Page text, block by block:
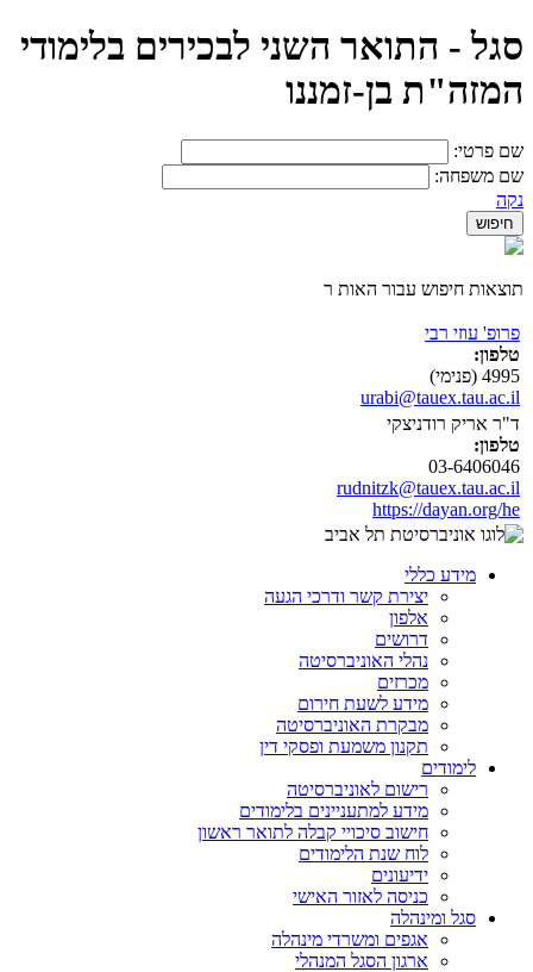
סגל - התואר השני לבכירים בלימודי
המזה"ת בן-זמננו
שם פרטי:
שם משפחה:
נקה
תוצאות חיפוש עבור האות ר
פרופ' עוזי רבי
טלפון:
4995 (פנימי)
urabi@tauex.tau.ac.il
ד"ר אריק רודניצקי
טלפון:
03-6406046
rudnitzk@tauex.tau.ac.il
https://dayan.org/he
מידע כללי
יצירת קשר ודרכי הגעה
אלפון
דרושים
נהלי האוניברסיטה
מכרזים
מידע לשעת חירום
מבקרת האוניברסיטה
תקנון משמעת ופסקי דין
לימודים
רישום לאוניברסיטה
מידע למתעניינים בלימודים
חישוב סיכויי קבלה לתואר ראשון
לוח שנת הלימודים
ידיעונים
כניסה לאזור האישי
סגל ומינהלה
אגפים ומשרדי מינהלה
ארגון הסגל המנהלי